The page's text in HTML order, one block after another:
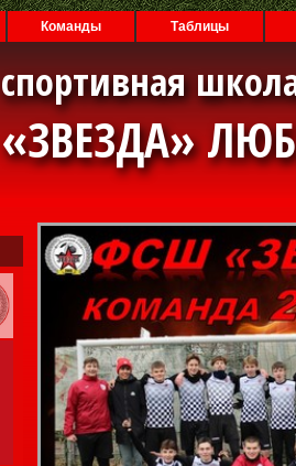
Команды Таблицы
спортивная
«ЗВЕЗДА»